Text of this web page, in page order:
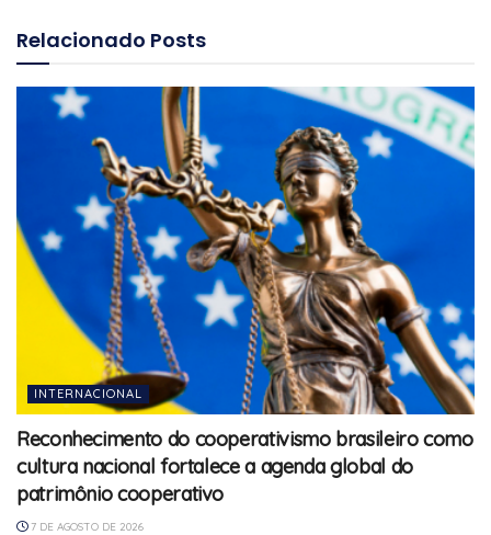
Relacionado Posts
INTERNACIONAL
Reconhecimento do cooperativismo brasileiro como
cultura nacional fortalece a agenda global do
patrimônio cooperativo
7 DE AGOSTO DE 2026